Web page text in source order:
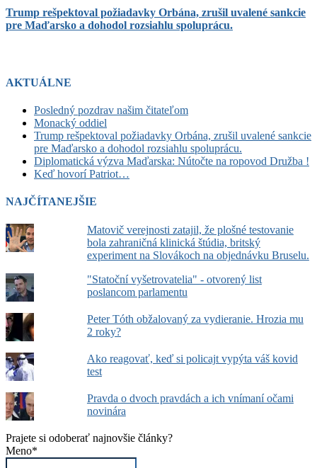
Trump rešpektoval požiadavky Orbána, zrušil uvalené sankcie
pre Maďarsko a dohodol rozsiahlu spoluprácu.
AKTUÁLNE
Posledný pozdrav našim čitateľom
Monacký oddiel
Trump rešpektoval požiadavky Orbána, zrušil uvalené sankcie
pre Maďarsko a dohodol rozsiahlu spoluprácu.
Diplomatická výzva Maďarska: Nútočte na ropovod Družba !
Keď hovorí Patriot…
NAJČÍTANEJŠIE
Matovič verejnosti zatajil, že plošné testovanie
bola zahraničná klinická štúdia, britský
experiment na Slovákoch na objednávku Bruselu.
"Statoční vyšetrovatelia" - otvorený list
poslancom parlamentu
Peter Tóth obžalovaný za vydieranie. Hrozia mu
2 roky?
Ako reagovať, keď si policajt vypýta váš kovid
test
Pravda o dvoch pravdách a ich vnímaní očami
novinára
Prajete si odoberať najnovšie články?
Meno*